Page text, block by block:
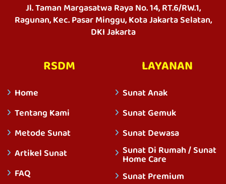
Jl. Taman Margasatwa Raya No. 14, RT.6/RW.1,
Ragunan, Kec. Pasar Minggu, Kota Jakarta Selatan,
DKI Jakarta
RSDM
Home
Tentang Kami
Metode Sunat
Artikel Sunat
FAQ
LAYANAN
Sunat Anak
Sunat Gemuk
Sunat Dewasa
Sunat Di Rumah / Sunat
Home Care
Sunat Premium